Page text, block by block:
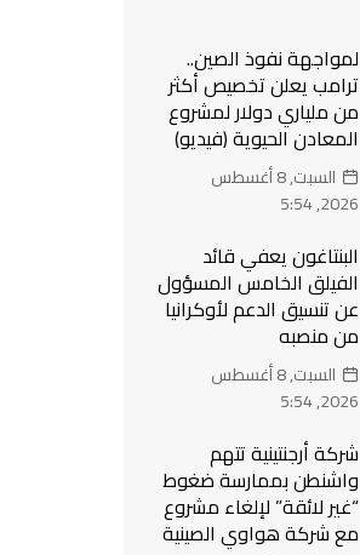
لمواجهة نفوذ الصين..
ترامب يعلن تخصيص أكثر
من ملياري دولار لمشروع
المعادن الحيوية (فيديو)
السبت, 8 أغسطس
2026, 5:54
البنتاغون يعفي قائد
الفيلق الخامس المسؤول
عن تنسيق الدعم لأوكرانيا
من منصبه
السبت, 8 أغسطس
2026, 5:54
شركة أرجنتينية تتهم
واشنطن بممارسة ضغوط
“غير لائقة” لإلغاء مشروع
مع شركة هواوي الصينية